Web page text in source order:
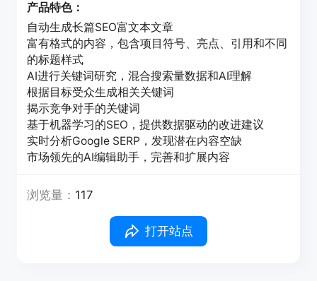
产品特色：
自动生成长篇SEO富文本文章
富有格式的内容，包含项目符号、亮点、引用和不同
的标题样式
AI进行关键词研究，混合搜索量数据和AI理解
根据目标受众生成相关关键词
揭示竞争对手的关键词
基于机器学习的SEO，提供数据驱动的改进建议
实时分析Google SERP，发现潜在内容空缺
市场领先的AI编辑助手，完善和扩展内容
浏览量： 117
打开站点